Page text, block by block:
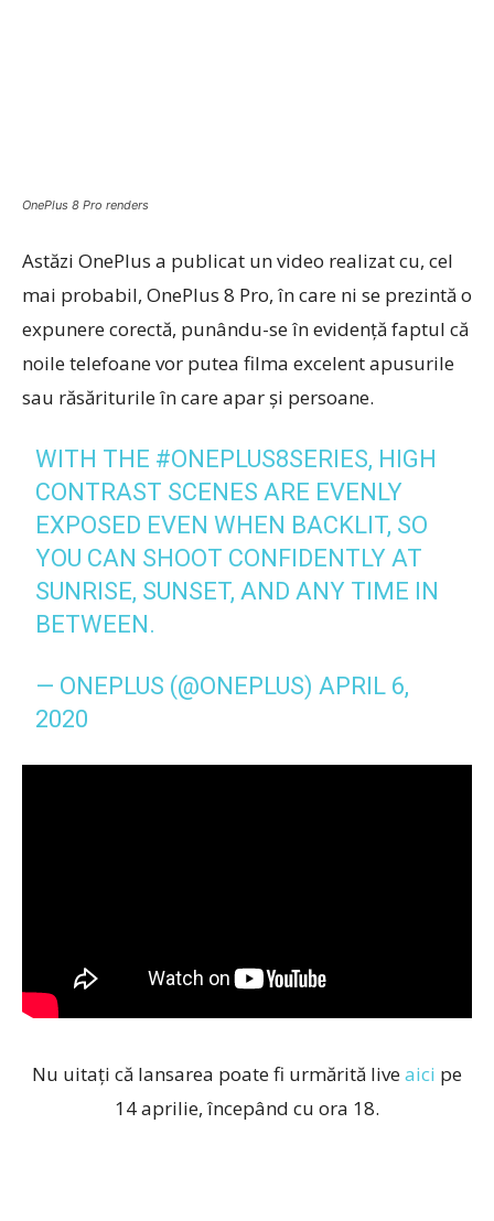
OnePlus 8 Pro renders
Astăzi OnePlus a publicat un video realizat cu, cel
mai probabil, OnePlus 8 Pro, în care ni se prezintă o
expunere corectă, punându-se în evidență faptul că
noile telefoane vor putea filma excelent apusurile
sau răsăriturile în care apar și persoane.
WITH THE #ONEPLUS8SERIES, HIGH
CONTRAST SCENES ARE EVENLY
EXPOSED EVEN WHEN BACKLIT, SO
YOU CAN SHOOT CONFIDENTLY AT S
UNRISE, SUNSET, AND ANY TIME IN B
ETWEEN.
— ONEPLUS (@ONEPLUS)APRIL 6,
2020
Nu uitați că lansarea poate fi urmărită liveaici pe
14 aprilie, începând cu ora 18.